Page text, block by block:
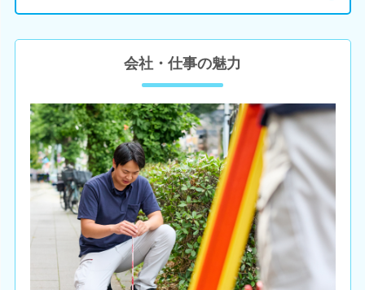
会社・仕事の魅力